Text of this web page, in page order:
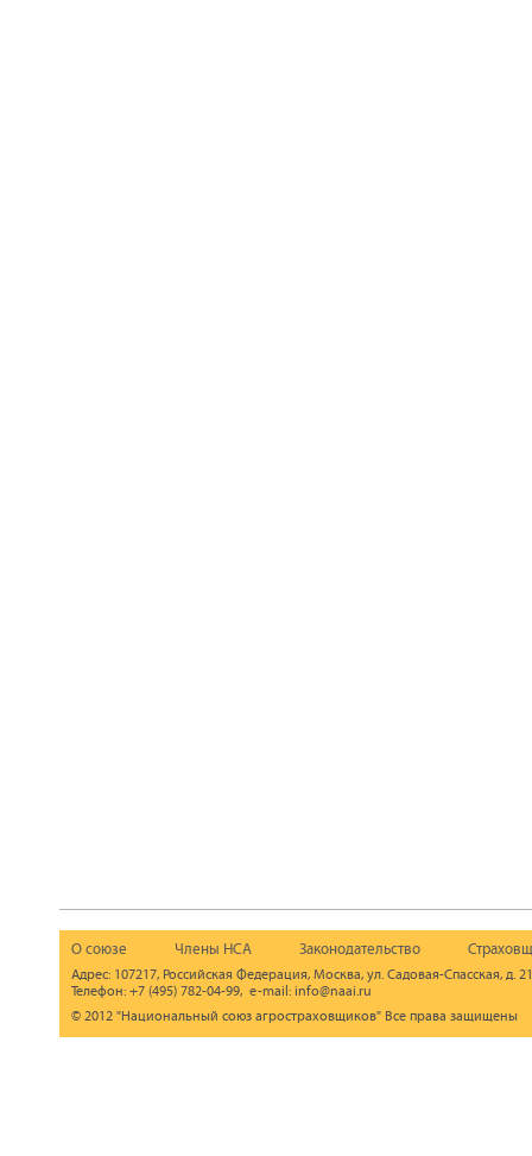
О союзе Члены НСА Законодательство
Адрес: 107217, Российская Федерация, Москва, ул. Садовая-Спасская, д.
Телефон: +7 (495) 782-04-99, e-mail: info@naai.ru
© 2012 "Национальный союз агростраховщиков" Все права защищены